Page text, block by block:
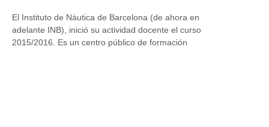
El Instituto de Náutica de Barcelona (de ahora en
adelante INB), inició su actividad docente el curso
2015/2016. Es un centro público de formación